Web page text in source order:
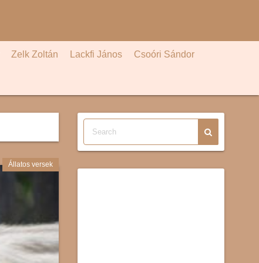
Zelk Zoltán Lackfi János Csoóri Sándor
Állatos versek